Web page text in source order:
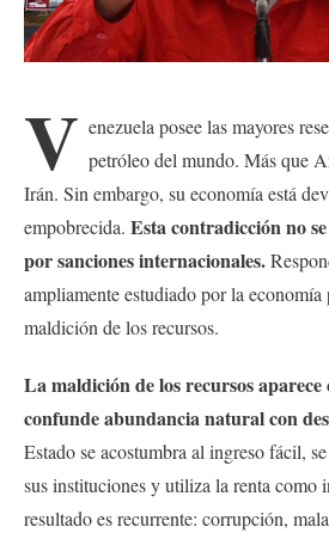
V enezuela posee las mayores
petróleo del mundo. Más que
Irán. Sin embargo, su economía está
empobrecida. Esta contradicción no
por sanciones internacionales.
ampliamente estudiado por la
maldición de los recursos.
La maldición de los recursos
confunde abundancia natural con
Estado se acostumbra al ingreso fácil,
sus instituciones y utiliza la renta como
resultado es recurrente: corrupción,